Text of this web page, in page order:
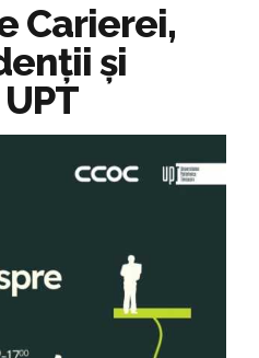
Carierei,
și